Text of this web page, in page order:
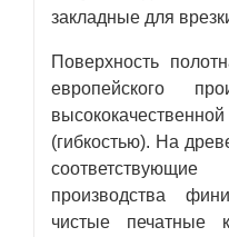
закладные для
Поверхность
европейского
(гибкостью). На
производства
чистые